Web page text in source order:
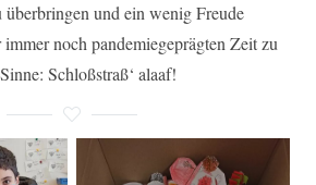
und ein wenig Freude
noch pandemiegeprägten Zeit zu
Schloßstraß‘ alaaf!